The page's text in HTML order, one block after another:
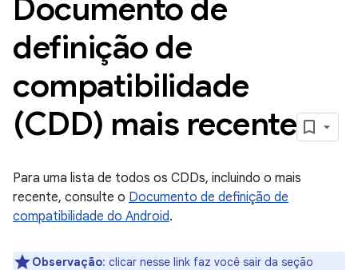
Documento de
definição de
compatibilidade
(CDD) mais recente
Para uma lista de todos os CDDs, incluindo o mais
recente, consulte o Documento de definição de
compatibilidade do Android.
Observação: clicar nesse link faz você sair da seção